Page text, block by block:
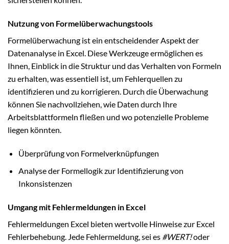
Nutzung von Formelüberwachungstools
Formelüberwachung ist ein entscheidender Aspekt der
Datenanalyse in Excel. Diese Werkzeuge ermöglichen es
Ihnen, Einblick in die Struktur und das Verhalten von Formeln
zu erhalten, was essentiell ist, um Fehlerquellen zu
identifizieren und zu korrigieren. Durch die Überwachung
können Sie nachvollziehen, wie Daten durch Ihre
Arbeitsblattformeln fließen und wo potenzielle Probleme
liegen könnten.
Überprüfung von Formelverknüpfungen
Analyse der Formellogik zur Identifizierung von
Inkonsistenzen
Umgang mit Fehlermeldungen in Excel
Fehlermeldungen Excel bieten wertvolle Hinweise zur Excel
Fehlerbehebung. Jede Fehlermeldung, sei es #WERT!oder